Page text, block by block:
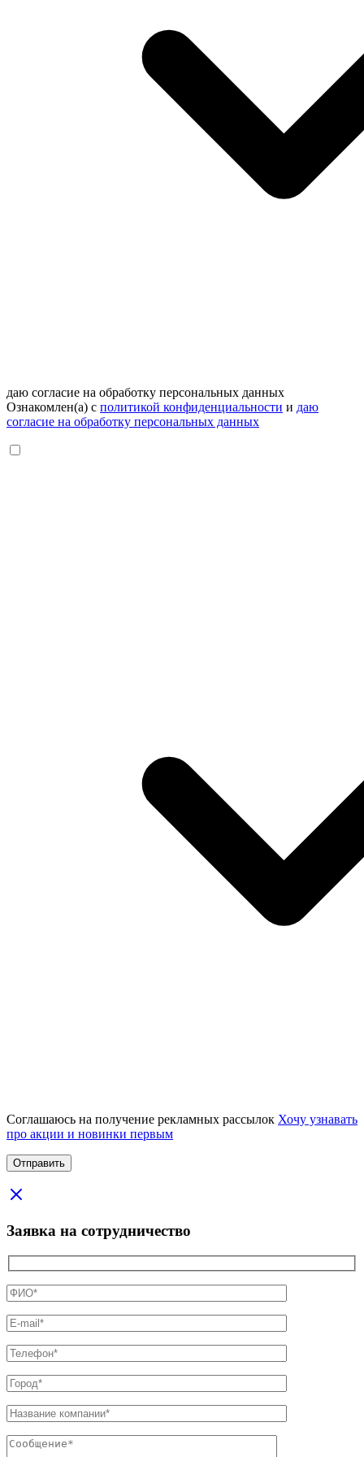
даю согласие на обработку персональных данных
Ознакомлен(а) с политикой конфиденциальности и даю
согласие на обработку персональных данных
Соглашаюсь на получение рекламных рассылок Хочу узнавать
про акции и новинки первым
Заявка на сотрудничество